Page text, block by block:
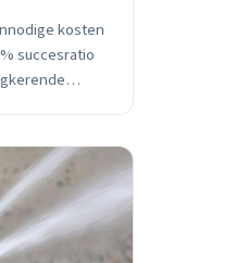
kosten
succesratio